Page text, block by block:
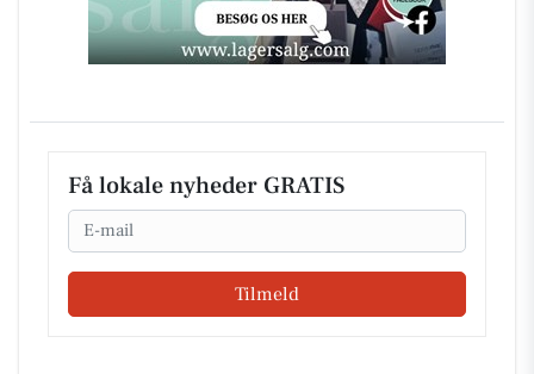
Få lokale nyheder GRATIS
Email
Tilmeld